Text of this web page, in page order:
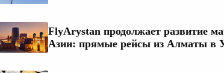
FlyArystan продолжает развитие
Азии: прямые рейсы из Алматы в